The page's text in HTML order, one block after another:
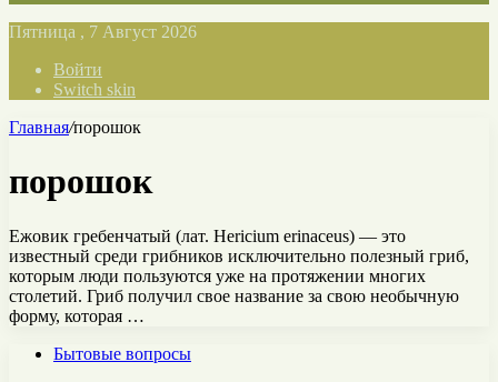
Пятница , 7 Август 2026
Войти
Switch skin
Главная/порошок
порошок
Ежовик гребенчатый (лат. Hericium erinaceus) — это
известный среди грибников исключительно полезный гриб,
которым люди пользуются уже на протяжении многих
столетий. Гриб получил свое название за свою необычную
форму, которая …
Бытовые вопросы